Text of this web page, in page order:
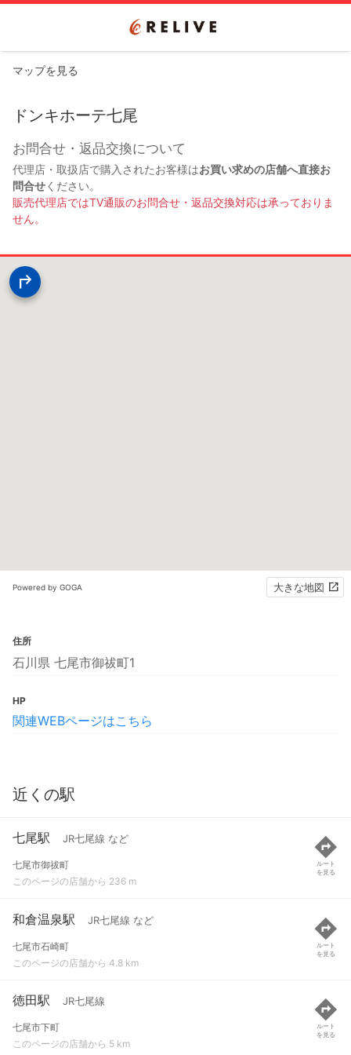
マップを見る
ドンキホーテ七尾
お問合せ・返品交換について
代理店・取扱店で購入されたお客様はお買い求めの店舗へ直接お
問合せください。
販売代理店ではTV通販のお問合せ・返品交換対応は承っておりま
せん。
Powered by GOGA 大きな地図
住所
石川県 七尾市御祓町1
HP
関連WEBページはこちら
近くの駅
七尾駅 JR七尾線 など
七尾市御祓町
このページの店舗から 236 m
ルート
を見る
和倉温泉駅 JR七尾線 など
七尾市石崎町
このページの店舗から 4.8 km
ルート
を見る
徳田駅 JR七尾線
七尾市下町
このページの店舗から 5 km
ルート
を見る